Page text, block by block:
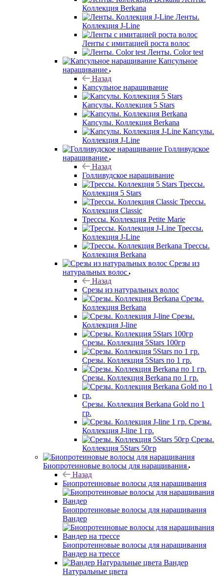
Коллекция Berkana
Ленты.
Коллекция J-Line
Ленты с имитацией роста волос
Ленты. Color test
Капсульное
наращивание
Назад
Капсульное наращивание
Капсулы. Коллекция 5 Stars
Капсулы. Коллекция Berkana
Капсулы.
Коллекция J-Line
Голливудское
наращивание
Назад
Голливудское наращивание
Трессы.
Коллекция 5 Stars
Трессы.
Коллекция Classic
Трессы. Коллекция Petite Marie
Трессы.
Коллекция J-Line
Трессы.
Коллекция Berkana
Срезы из
натуральных волос
Назад
Срезы из натуральных волос
Срезы.
Коллекция Berkana
Срезы.
Коллекция J-line
Срезы. Коллекция 5Stars 100гр
Срезы. Коллекция 5Stars по 1 гр.
Срезы. Коллекция Berkana по 1 гр.
Срезы. Коллекция Berkana Gold по 1
гр.
Срезы.
Коллекция J-line 1 гр.
Срезы.
Коллекция 5Stars 50гр
Биопротеиновые волосы для наращивания
Назад
Биопротеиновые волосы для наращивания
Биопротеиновые волосы для наращивания
Вандер
Биопротеиновые волосы для наращивания
Вандер на трессе
Вандер
Натуральные цвета